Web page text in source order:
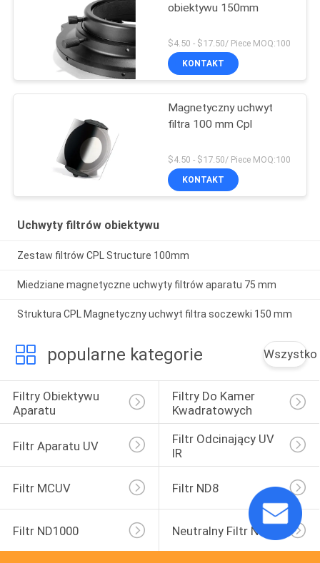
obiektywu 150mm
$4.50 - $17.50/ Piece MOQ:100
KONTAKT
Magnetyczny uchwyt
filtra 100 mm Cpl
$4.50 - $17.50/ Piece MOQ:100
KONTAKT
Uchwyty filtrów obiektywu
Zestaw filtrów CPL Structure 100mm
Miedziane magnetyczne uchwyty filtrów aparatu 75 mm
Struktura CPL Magnetyczny uchwyt filtra soczewki 150 mm
popularne kategorie Wszystko
Filtry Obiektywu
Aparatu
Filtry Do Kamer
Kwadratowych
Filtr Aparatu UV
Filtr Odcinający UV
IR
Filtr MCUV Filtr ND8
Filtr ND1000 Neutralny Filtr Nocny